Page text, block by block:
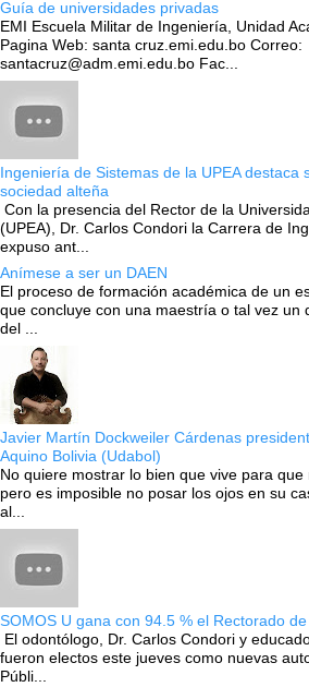
Guía de universidades privadas
EMI Escuela Militar de Ingeniería, Unidad
Pagina Web: santa cruz.emi.edu.bo Correo:
santacruz@adm.emi.edu.bo Fac...
Ingeniería de Sistemas de la UPEA destaca
sociedad alteña
Con la presencia del Rector de la
(UPEA), Dr. Carlos Condori la Carrera de
expuso ant...
Anímese a ser un DAEN
El proceso de formación académica de un
que concluye con una maestría o tal vez un
del ...
Javier Martín Dockweiler Cárdenas
Aquino Bolivia (Udabol)
No quiere mostrar lo bien que vive para
pero es imposible no posar los ojos en su
al...
SOMOS U gana con 94.5 % el Rectorado
El odontólogo, Dr. Carlos Condori y
fueron electos este jueves como nuevas
Públi...